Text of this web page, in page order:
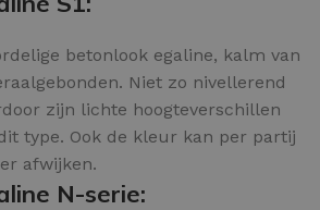
betonlook egaline, kalm van
Niet zo nivellerend
zijn lichte hoogteverschillen
type. Ook de kleur kan per partij
afwijken.
N-serie: